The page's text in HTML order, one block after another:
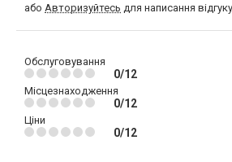
або Авторизуйтесь для написання відгуку
Обслуговування
0/12
Місцезнаходження
0/12
Ціни
0/12